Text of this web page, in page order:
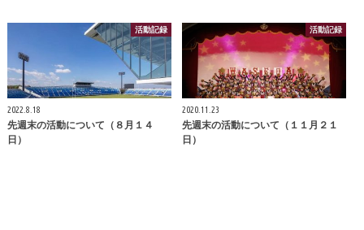
活動記録
2022.8.18
先週末の活動について（８月１４
日）
活動記録
2020.11.23
先週末の活動について（１１月２１
日）